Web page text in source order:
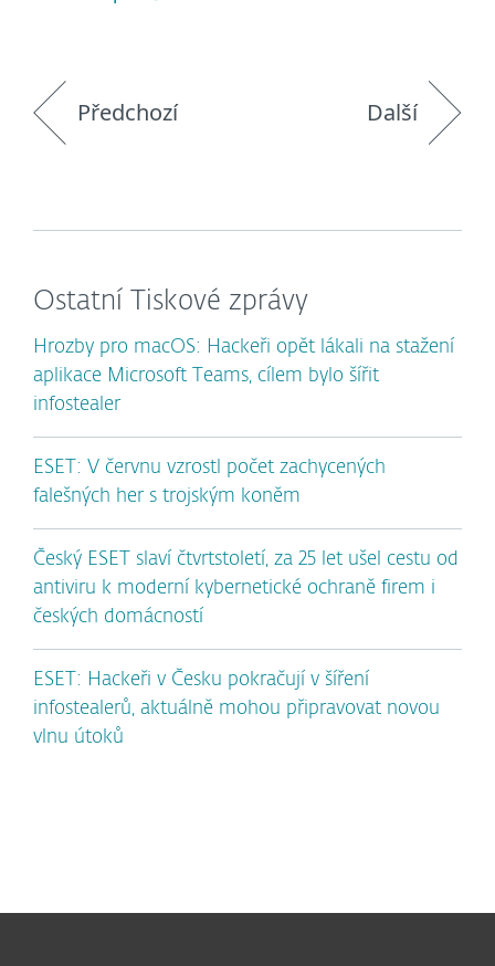
Předchozí Další
Ostatní Tiskové zprávy
Hrozby pro macOS: Hackeři opět lákali na stažení
aplikace Microsoft Teams, cílem bylo šířit
infostealer
ESET: V červnu vzrostl počet zachycených
falešných her s trojským koněm
Český ESET slaví čtvrtstoletí, za 25 let ušel cestu od
antiviru k moderní kybernetické ochraně firem i
českých domácností
ESET: Hackeři v Česku pokračují v šíření
infostealerů, aktuálně mohou připravovat novou
vlnu útoků